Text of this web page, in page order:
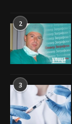
2
3